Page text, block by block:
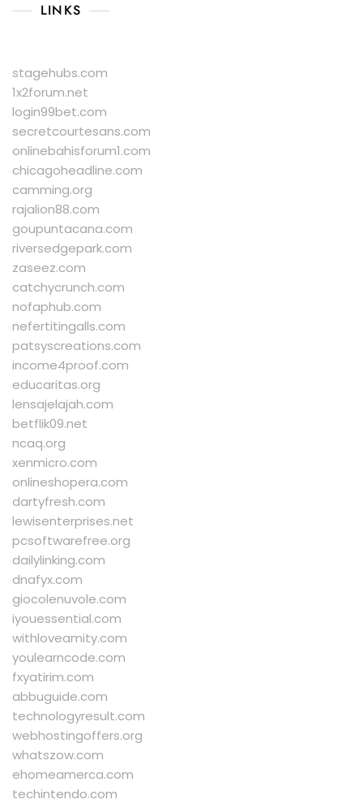
LINKS
stagehubs.com
1x2forum.net
login99bet.com
secretcourtesans.com
onlinebahisforum1.com
chicagoheadline.com
camming.org
rajalion88.com
goupuntacana.com
riversedgepark.com
zaseez.com
catchycrunch.com
nofaphub.com
nefertitingalls.com
patsyscreations.com
income4proof.com
educaritas.org
lensajelajah.com
betflik09.net
ncaq.org
xenmicro.com
onlineshopera.com
dartyfresh.com
lewisenterprises.net
pcsoftwarefree.org
dailylinking.com
dnafyx.com
giocolenuvole.com
iyouessential.com
withloveamity.com
youlearncode.com
fxyatirim.com
abbuguide.com
technologyresult.com
webhostingoffers.org
whatszow.com
ehomeamerca.com
techintendo.com